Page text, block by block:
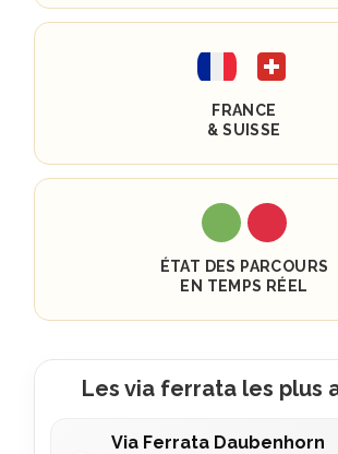
FRANCE
& SUISSE
ÉTAT DES PARCOURS
EN TEMPS RÉEL
Les via ferrata les plus
Via Ferrata Daubenhorn